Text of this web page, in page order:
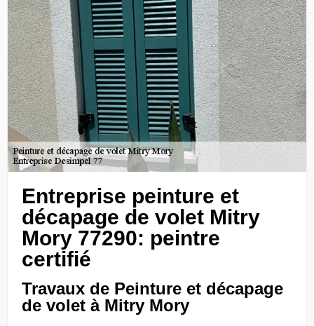
Entreprise peinture et
décapage de volet Mitry
Mory 77290: peintre
certifié
Travaux de Peinture et décapage
de volet à Mitry Mory